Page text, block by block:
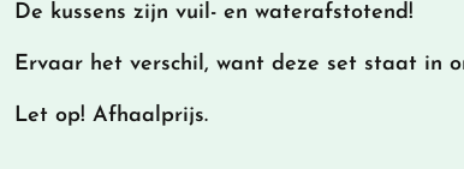
De kussens zijn vuil- en waterafstotend!
Ervaar het verschil, want deze set staat in
Let op! Afhaalprijs.